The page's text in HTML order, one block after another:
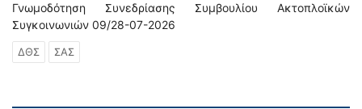
Γνωμοδότηση Συνεδρίασης Συμβουλίου Ακτοπλοϊκών
Συγκοινωνιών 09/28-07-2026
ΔΘΣ ΣΑΣ